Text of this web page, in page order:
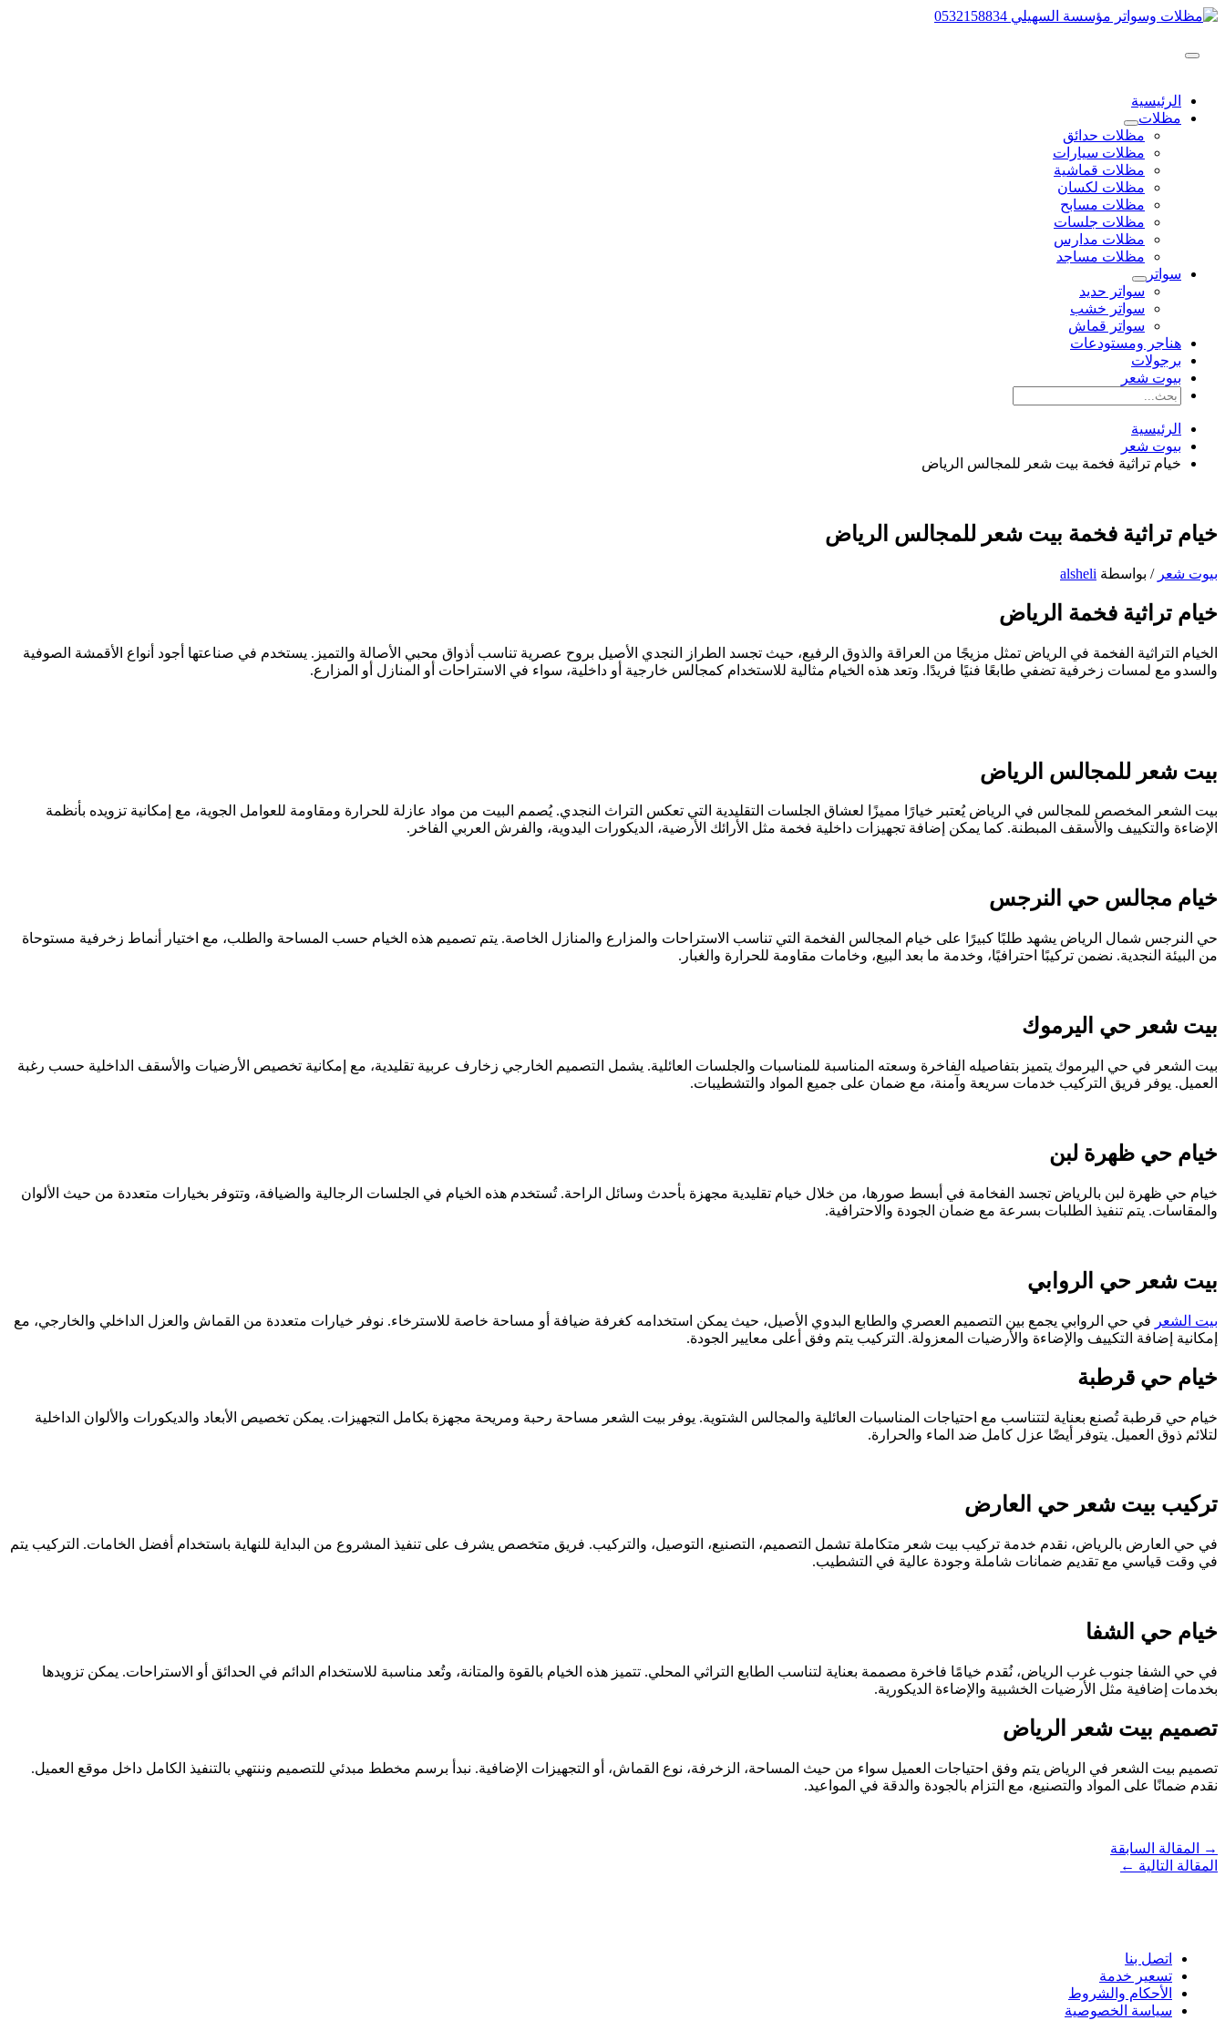
تخطي
المحتوى
القائمة
الرئيسية
مظلات
مظلات حدائق
مظلات سيارات
مظلات قماشية
مظلات لكسان
مظلات مسابح
مظلات جلسات
مظلات مدارس
مظلات مساجد
سواتر
سواتر حديد
سواتر خشب
سواتر قماش
هناجر ومستودعات
برجولات
بيوت شعر
البحث
الرئيسية
بيوت شعر
خيام تراثية فخمة بيت شعر للمجالس الرياض
خيام تراثية فخمة بيت شعر للمجالس الرياض
بيوت شعر / بواسطة alsheli
خيام تراثية فخمة الرياض
الخيام التراثية الفخمة في الرياض تمثل مزيجًا من العراقة والذوق الرفيع، حيث تجسد الطراز النجدي الأصيل بروح عصرية تناسب أذواق محبي الأصالة والتميز. يستخدم في صناعتها أجود أنواع الأقمشة الصوفية
والسدو مع لمسات زخرفية تضفي طابعًا فنيًا فريدًا. وتعد هذه الخيام مثالية للاستخدام كمجالس خارجية أو داخلية، سواء في الاستراحات أو المنازل أو المزارع.
بيت شعر للمجالس الرياض
بيت الشعر المخصص للمجالس في الرياض يُعتبر خيارًا مميزًا لعشاق الجلسات التقليدية التي تعكس التراث النجدي. يُصمم البيت من مواد عازلة للحرارة ومقاومة للعوامل الجوية، مع إمكانية تزويده بأنظمة
الإضاءة والتكييف والأسقف المبطنة. كما يمكن إضافة تجهيزات داخلية فخمة مثل الأرائك الأرضية، الديكورات اليدوية، والفرش العربي الفاخر.
خيام مجالس حي النرجس
حي النرجس شمال الرياض يشهد طلبًا كبيرًا على خيام المجالس الفخمة التي تناسب الاستراحات والمزارع والمنازل الخاصة. يتم تصميم هذه الخيام حسب المساحة والطلب، مع اختيار أنماط زخرفية مستوحاة
من البيئة النجدية. نضمن تركيبًا احترافيًا، وخدمة ما بعد البيع، وخامات مقاومة للحرارة والغبار.
بيت شعر حي اليرموك
بيت الشعر في حي اليرموك يتميز بتفاصيله الفاخرة وسعته المناسبة للمناسبات والجلسات العائلية. يشمل التصميم الخارجي زخارف عربية تقليدية، مع إمكانية تخصيص الأرضيات والأسقف الداخلية حسب رغبة
العميل. يوفر فريق التركيب خدمات سريعة وآمنة، مع ضمان على جميع المواد والتشطيبات.
خيام حي ظهرة لبن
خيام حي ظهرة لبن بالرياض تجسد الفخامة في أبسط صورها، من خلال خيام تقليدية مجهزة بأحدث وسائل الراحة. تُستخدم هذه الخيام في الجلسات الرجالية والضيافة، وتتوفر بخيارات متعددة من حيث الألوان
والمقاسات. يتم تنفيذ الطلبات بسرعة مع ضمان الجودة والاحترافية.
بيت شعر حي الروابي
بيت الشعر في حي الروابي يجمع بين التصميم العصري والطابع البدوي الأصيل، حيث يمكن استخدامه كغرفة ضيافة أو مساحة خاصة للاسترخاء. نوفر خيارات متعددة من القماش والعزل الداخلي والخارجي، مع
إمكانية إضافة التكييف والإضاءة والأرضيات المعزولة. التركيب يتم وفق أعلى معايير الجودة.
خيام حي قرطبة
خيام حي قرطبة تُصنع بعناية لتتناسب مع احتياجات المناسبات العائلية والمجالس الشتوية. يوفر بيت الشعر مساحة رحبة ومريحة مجهزة بكامل التجهيزات. يمكن تخصيص الأبعاد والديكورات والألوان الداخلية
لتلائم ذوق العميل. يتوفر أيضًا عزل كامل ضد الماء والحرارة.
تركيب بيت شعر حي العارض
في حي العارض بالرياض، نقدم خدمة تركيب بيت شعر متكاملة تشمل التصميم، التصنيع، التوصيل، والتركيب. فريق متخصص يشرف على تنفيذ المشروع من البداية للنهاية باستخدام أفضل الخامات. التركيب يتم
في وقت قياسي مع تقديم ضمانات شاملة وجودة عالية في التشطيب.
خيام حي الشفا
في حي الشفا جنوب غرب الرياض، نُقدم خيامًا فاخرة مصممة بعناية لتناسب الطابع التراثي المحلي. تتميز هذه الخيام بالقوة والمتانة، وتُعد مناسبة للاستخدام الدائم في الحدائق أو الاستراحات. يمكن تزويدها
بخدمات إضافية مثل الأرضيات الخشبية والإضاءة الديكورية.
تصميم بيت شعر الرياض
تصميم بيت الشعر في الرياض يتم وفق احتياجات العميل سواء من حيث المساحة، الزخرفة، نوع القماش، أو التجهيزات الإضافية. نبدأ برسم مخطط مبدئي للتصميم وننتهي بالتنفيذ الكامل داخل موقع العميل.
نقدم ضمانًا على المواد والتصنيع، مع التزام بالجودة والدقة في المواعيد.
→
المقالة السابقة
المقالة التالية ←
اتصل بنا
تسعير خدمة
الأحكام والشروط
سياسة الخصوصية